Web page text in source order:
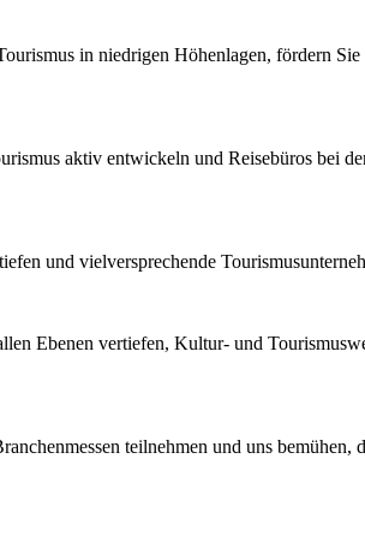
in niedrigen Höhenlagen, fördern
aktiv entwickeln und Reisebüros bei
und vielversprechende
Ebenen vertiefen, Kultur- und
teilnehmen und uns bemühen,